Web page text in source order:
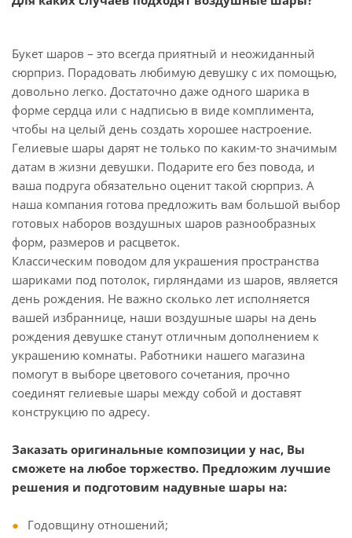
Букет шаров – это всегда приятный и неожиданный
сюрприз. Порадовать любимую девушку с их помощью,
довольно легко. Достаточно даже одного шарика в
форме сердца или с надписью в виде комплимента,
чтобы на целый день создать хорошее настроение.
Гелиевые шары дарят не только по каким-то значимым
датам в жизни девушки. Подарите его без повода, и
ваша подруга обязательно оценит такой сюрприз. А
наша компания готова предложить вам большой выбор
готовых наборов воздушных шаров разнообразных
форм, размеров и расцветок.
Классическим поводом для украшения пространства
шариками под потолок, гирляндами из шаров, является
день рождения. Не важно сколько лет исполняется
вашей избраннице, наши воздушные шары на день
рождения девушке станут отличным дополнением к
украшению комнаты. Работники нашего магазина
помогут в выборе цветового сочетания, прочно
соединят гелиевые шары между собой и доставят
конструкцию по адресу.
Заказать оригинальные композиции у нас, Вы
сможете на любое торжество. Предложим лучшие
решения и подготовим надувные шары на:
Годовщину отношений;